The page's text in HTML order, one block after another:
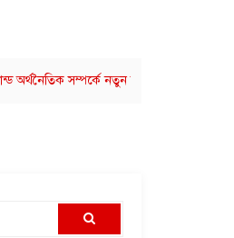
সম্পর্কে নতুন সংযোগ